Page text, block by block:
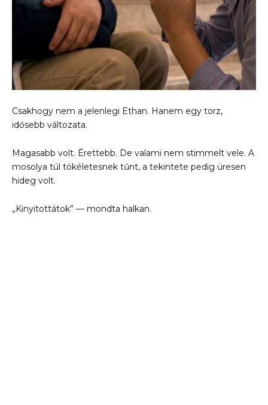
Csakhogy nem a jelenlegi Ethan. Hanem egy torz,
idősebb változata.
Magasabb volt. Érettebb. De valami nem stimmelt vele. A
mosolya túl tökéletesnek tűnt, a tekintete pedig üresen
hideg volt.
„Kinyitottátok” — mondta halkan.